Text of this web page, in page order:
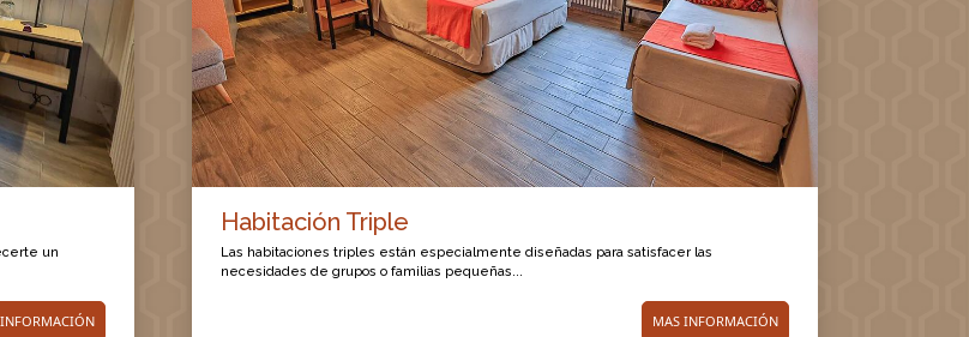
un
Habitación Triple
Las habitaciones triples están especialmente diseñadas para satisfacer las
necesidades de grupos o familias pequeñas...
MAS INFORMACIÓN